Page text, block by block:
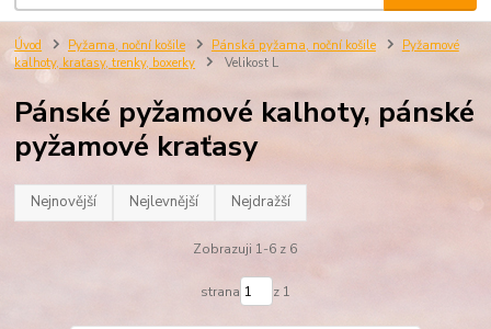
Úvod Pyžama, noční košile Pánská pyžama, noční košile
Pyžamové
kalhoty, kraťasy, trenky, boxerky
Velikost L
Pánské pyžamové kalhoty, pánské
pyžamové kraťasy
Nejnovější Nejlevnější Nejdražší
Zobrazuji 1-6 z 6
strana z 1